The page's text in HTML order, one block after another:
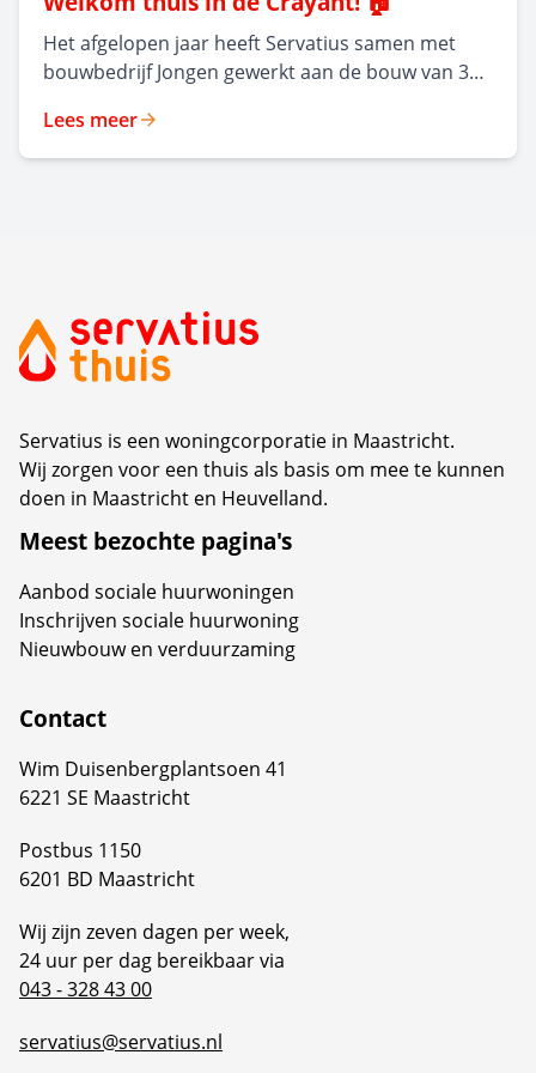
Het afgelopen jaar heeft Servatius samen met
bouwbedrijf Jongen gewerkt aan de bouw van 35
levensloopbestendige huurappartementen in
Malpertuis. Het nieuwe appartementencomplex,
oplevering van dit nieuwe complex werd gevierd.
Lees meer
Servatius is een woningcorporatie in Maastricht.
Wij zorgen voor een thuis als basis om mee te kunnen
doen in Maastricht en Heuvelland.
Meest bezochte pagina's
Aanbod sociale huurwoningen
Inschrijven sociale huurwoning
Nieuwbouw en verduurzaming
Contact
Wim Duisenbergplantsoen 41
6221 SE Maastricht
Postbus 1150
6201 BD Maastricht
Wij zijn zeven dagen per week,
24 uur per dag bereikbaar via
043 - 328 43 00
servatius@servatius.nl